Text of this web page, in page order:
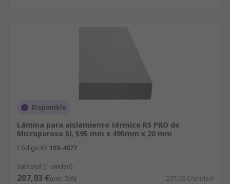
Disponible
Lámina para aislamiento térmico RS PRO de
Microporoso Sí, 595 mm x 495mm x 20 mm
Código RS 103-4077
Subtotal (1 unidad)
207,03 €(exc. IVA) 207,03 €/unidad